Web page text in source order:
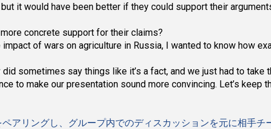
it would have been better if they could support their
concrete support for their claims?
of wars on agriculture in Russia, I wanted to know how
sometimes say things like it’s a fact, and we just had to take
to make our presentation sound more convincing. Let’s keep
アリングし、グループ内でのディスカッションを元に相手チ